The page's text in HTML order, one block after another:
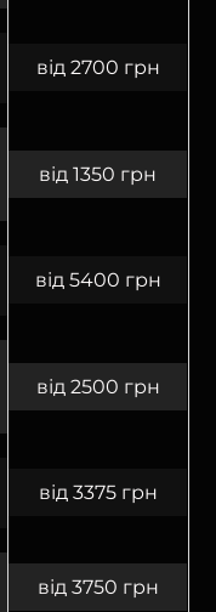
від 2700 грн
від 1350 грн
від 5400 грн
від 2500 грн
від 3375 грн
від 3750 грн